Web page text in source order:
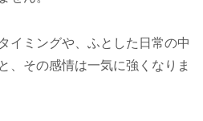
イミングや、ふとした日常の中
、その感情は一気に強くなりま